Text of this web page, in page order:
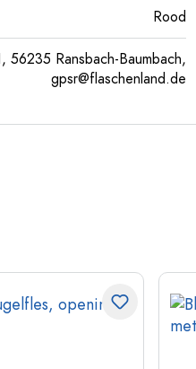
Rood
56235 Ransbach-Baumbach,
gpsr@flaschenland.de